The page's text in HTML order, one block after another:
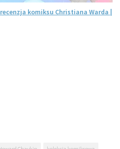
komiksu Christiana Warda |